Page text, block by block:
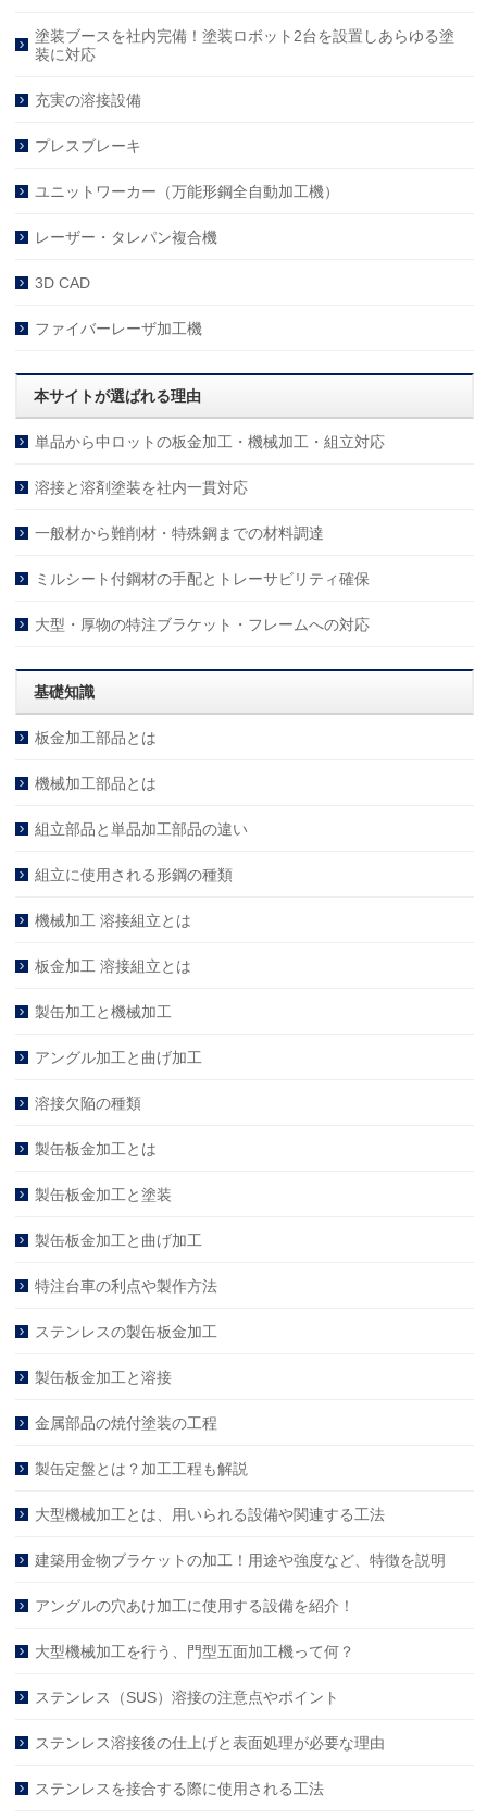
塗装ブースを社内完備！塗装ロボット2台を設置しあらゆる塗
装に対応
充実の溶接設備
プレスブレーキ
ユニットワーカー（万能形鋼全自動加工機）
レーザー・タレパン複合機
3D CAD
ファイバーレーザ加工機
本サイトが選ばれる理由
単品から中ロットの板金加工・機械加工・組立対応
溶接と溶剤塗装を社内一貫対応
一般材から難削材・特殊鋼までの材料調達
ミルシート付鋼材の手配とトレーサビリティ確保
大型・厚物の特注ブラケット・フレームへの対応
基礎知識
板金加工部品とは
機械加工部品とは
組立部品と単品加工部品の違い
組立に使用される形鋼の種類
機械加工 溶接組立とは
板金加工 溶接組立とは
製缶加工と機械加工
アングル加工と曲げ加工
溶接欠陥の種類
製缶板金加工とは
製缶板金加工と塗装
製缶板金加工と曲げ加工
特注台車の利点や製作方法
ステンレスの製缶板金加工
製缶板金加工と溶接
金属部品の焼付塗装の工程
製缶定盤とは？加工工程も解説
大型機械加工とは、用いられる設備や関連する工法
建築用金物ブラケットの加工！用途や強度など、特徴を説明
アングルの穴あけ加工に使用する設備を紹介！
大型機械加工を行う、門型五面加工機って何？
ステンレス（SUS）溶接の注意点やポイント
ステンレス溶接後の仕上げと表面処理が必要な理由
ステンレスを接合する際に使用される工法